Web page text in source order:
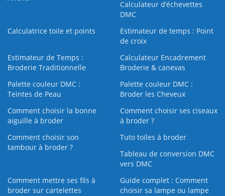
Calculateur d’échevettes
DMC
Calculatrice toile et points
Estimateur de temps : Point
de croix
Estimateur de Temps :
Broderie Traditionnelle
Calculateur Encadrement
Broderie & canevas
Palette couleur DMC :
Teintes de Peau
Palette couleur DMC :
Broder les Cheveux
Comment choisir la bonne
aiguille à broder
Comment choisir ses ciseaux
à broder ?
Comment choisir son
tambour à broder ?
Tuto toiles à broder
Tableau de conversion DMC
vers DMC
Comment mettre ses fils à
broder sur cartelettes
Guide complet : Comment
choisir sa lampe ou lampe